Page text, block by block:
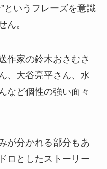
というフレーズを意識
ん。
作家の鈴木おさむさ
、大谷亮平さん、水
など個性の強い面々
が分かれる部分もあ
ロとしたストーリー